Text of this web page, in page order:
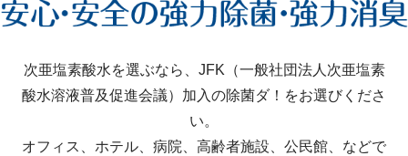
よくあるご質問
特定商取引法
カート
マイページ
次亜塩素酸水を選ぶなら、JFK（一般社団法人次亜塩素
酸水溶液普及促進会議）加入の除菌ダ！をお選びくださ
い。
オフィス、ホテル、病院、高齢者施設、公民館、などで